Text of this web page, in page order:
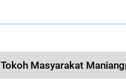
Tokoh Masyarakat